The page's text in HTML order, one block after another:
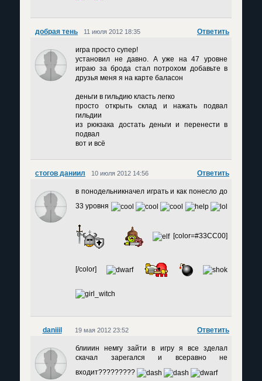
добрая тень Ответить
11 июля 2012 18:35
игра просто супер!
установил не давно. А уже на 47 уровне
играю за брода стал потрохом добавьте в
друзья меня я на карте баласон
деньги в гильдию класть легко
просто открыть склад и нажать подвал
гильдии
из рюкзака достать деньги и перенести в
подвал
вот и всё
стогов даниил Ответить
10 июля 2012 14:56
в понодельникначел играть и как понесло до
33 уровня
[color=#33CC00]
[/color]
daniiil Ответить
19 мая 2012 23:52
блииин немгу зайти в игру я все зделал
скачал зарегался и всеравно не
входит?????????